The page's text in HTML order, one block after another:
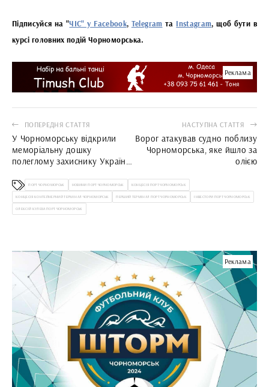
Підписуйся на "ЧІС" у Facebook, Telegram та Instagram, щоб бути в
курсі головних подій Чорноморська.
Реклама
ПОПЕРЕДНЯ СТАТТЯ
У Чорноморську відкрили
меморіальну дошку
полеглому захиснику України
НАСТУПНА СТАТТЯ
Ворог атакував судно поблизу
Чорноморська, яке йшло за
олією
ПОРТ ЧОРНОМОРСЬК НОВИНИ ПОРТ ЧОРНОМОРСЬК КОНЦЕСІЯ ПОРТ ЧОРНОМОРСЬК
КОНЦЕСІЯ КОНТЕЙНЕРНИЙ ТЕРМІНАЛ ЧОРНОМОРСЬК ПЕРШИЙ ТЕРМІНАЛ ПОРТ ЧОРНОМОРСЬК ІНВЕСТОРИ ПОРТ ЧОРНОМОРСЬК
ОЛЕКСІЙ КУЛЕБА ПОРТ ЧОРНОМОРСЬК
Реклама